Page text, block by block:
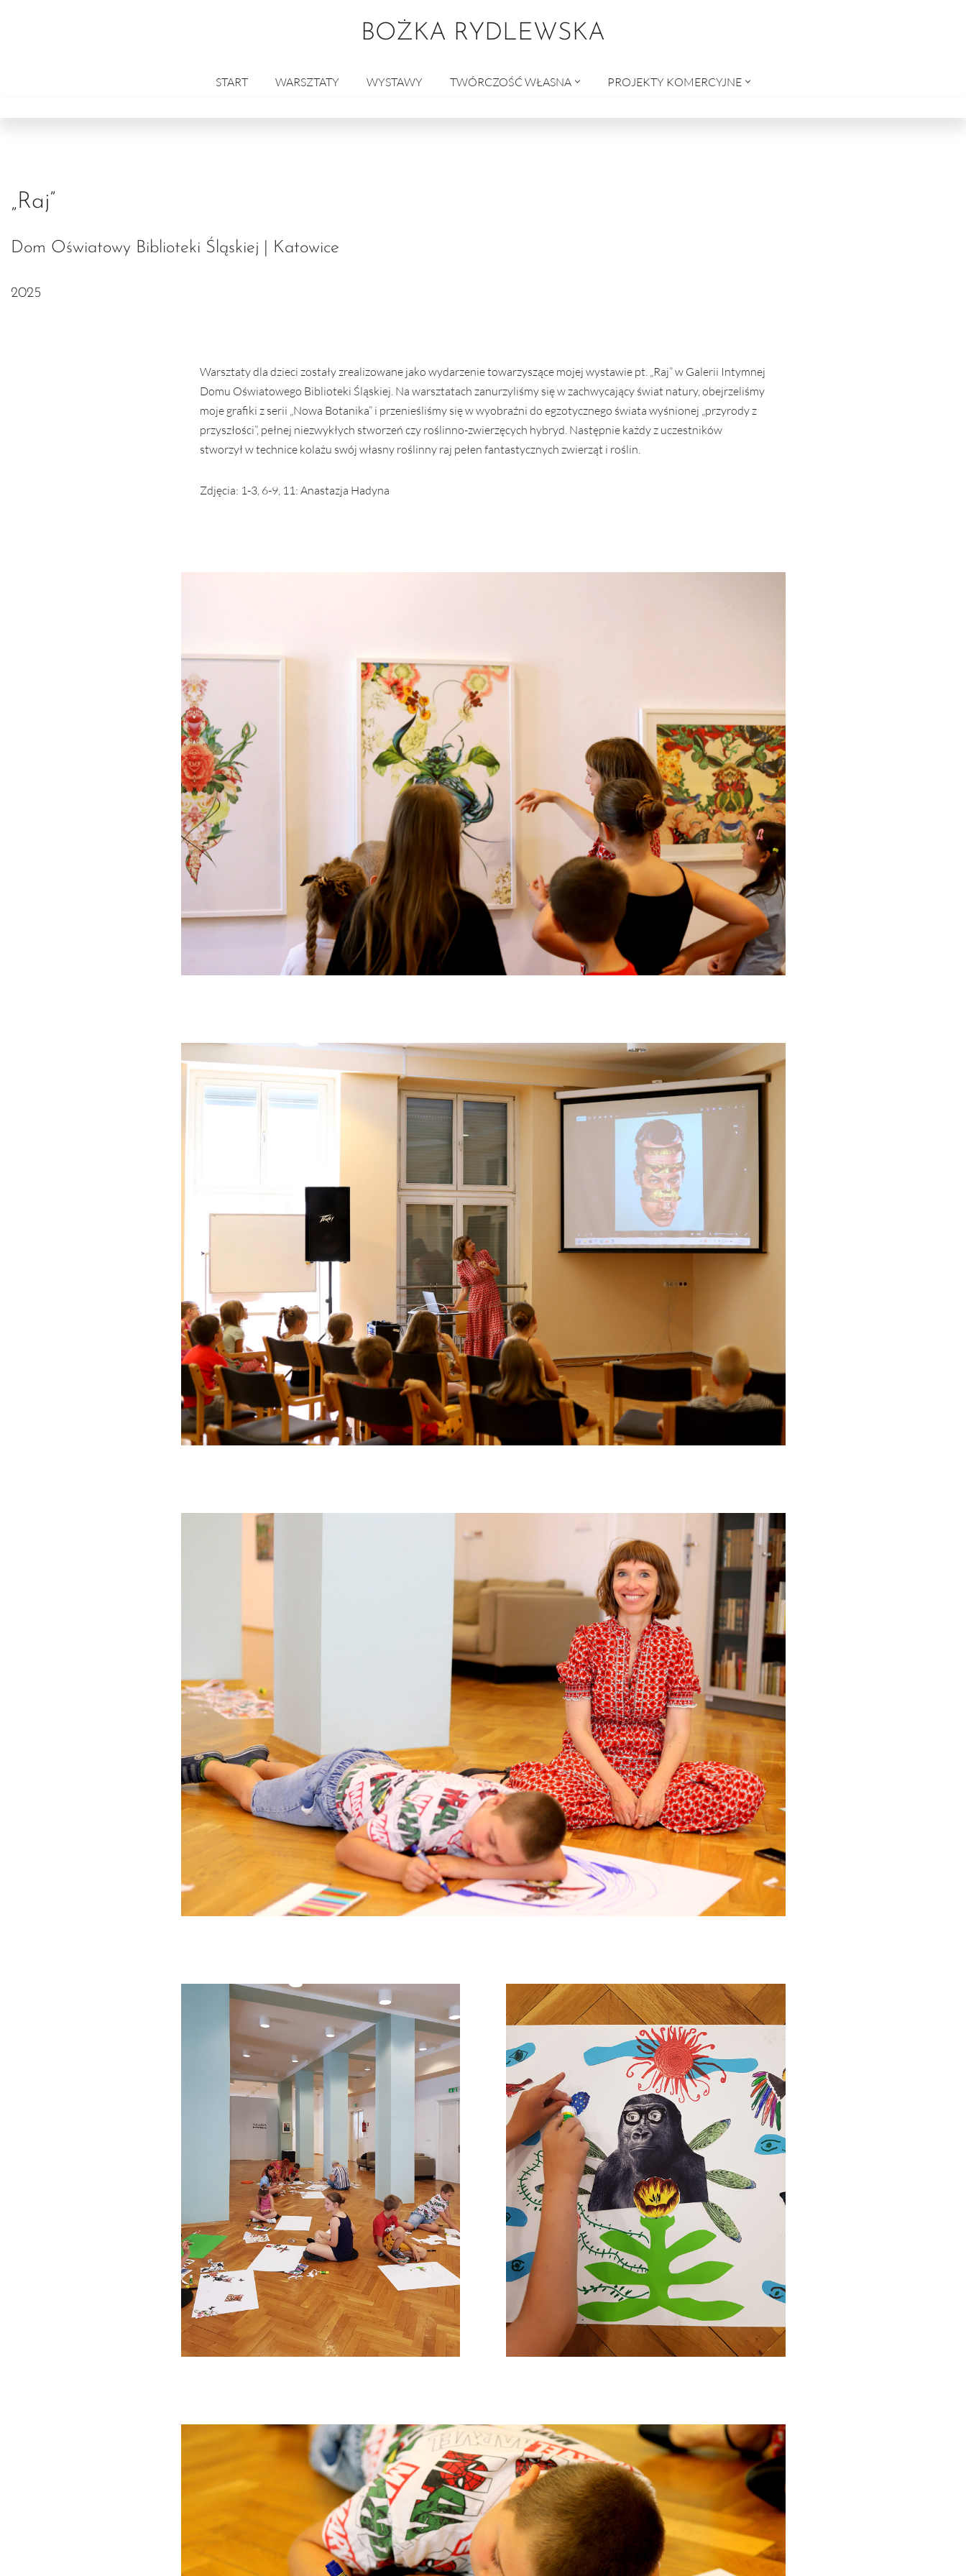
BOŻKA RYDLEWSKA
START WARSZTATY WYSTAWY TWÓRCZOŚĆ WŁASNA PROJEKTY KOMERCYJNE
„Raj”
Dom Oświatowy Biblioteki Śląskiej | Katowice
2025
Warsztaty dla dzieci zostały zrealizowane jako wydarzenie towarzyszące mojej wystawie pt. „Raj” w Galerii Intymnej
Domu Oświatowego Biblioteki Śląskiej. Na warsztatach zanurzyliśmy się w zachwycający świat natury, obejrzeliśmy
moje grafiki z serii „Nowa Botanika” i przenieśliśmy się w wyobraźni do egzotycznego świata wyśnionej „przyrody z
przyszłości”, pełnej niezwykłych stworzeń czy roślinno-zwierzęcych hybryd. Następnie każdy z uczestników
stworzył w technice kolażu swój własny roślinny raj pełen fantastycznych zwierząt i roślin.
Zdjęcia: 1-3, 6-9, 11: Anastazja Hadyna